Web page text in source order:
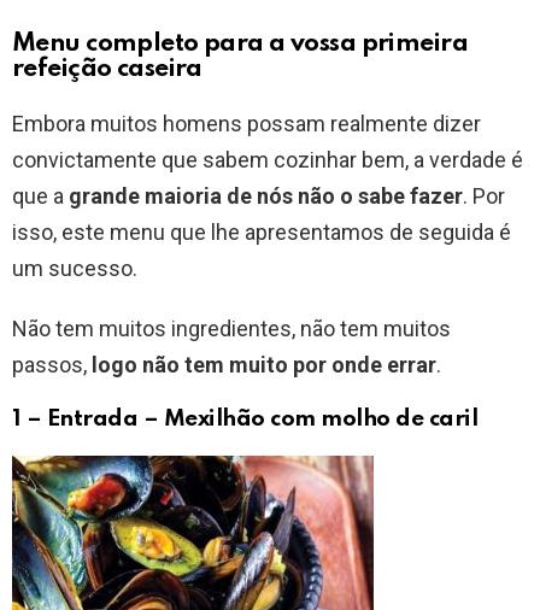
Menu completo para a vossa primeira
refeição caseira
Embora muitos homens possam realmente dizer
convictamente que sabem cozinhar bem, a verdade é
que a grande maioria de nós não o sabe fazer. Por
isso, este menu que lhe apresentamos de seguida é
um sucesso.
Não tem muitos ingredientes, não tem muitos
passos, logo não tem muito por onde errar.
1 – Entrada – Mexilhão com molho de caril